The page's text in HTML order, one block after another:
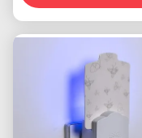
lamp vliegende